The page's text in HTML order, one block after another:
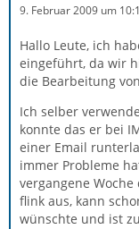
9. Februar 2009 um
Hallo Leute, ich
eingeführt, da wir
die Bearbeitung
Ich selber
konnte das er bei
einer Email
immer Probleme
vergangene
flink aus, kann
wünschte und ist